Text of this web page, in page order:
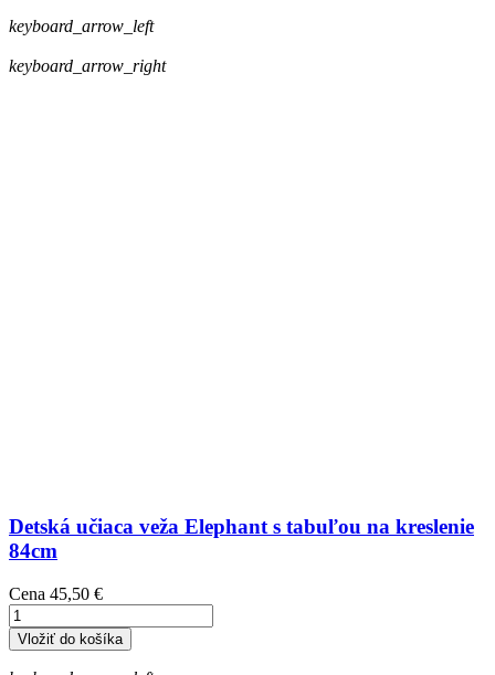
keyboard_arrow_left
keyboard_arrow_right
Detská učiaca veža Elephant s tabuľou na kreslenie
84cm
Cena 45,50 €
Vložiť do košíka